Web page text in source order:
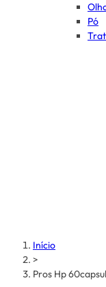
Pó
Início
>
Pros Hp